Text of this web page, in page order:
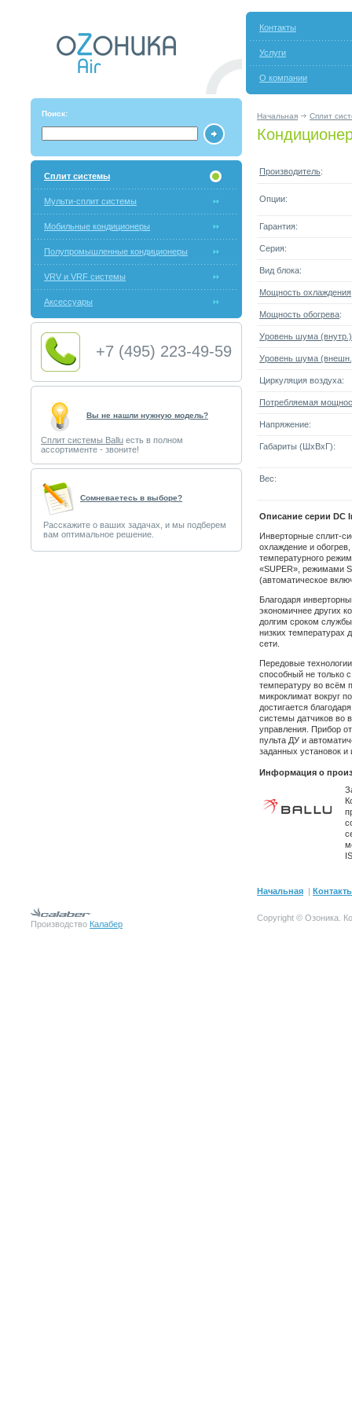
Контакты
Услуги
О компании
Поиск: Начальная Сплит
Сплит системы
Мульти-сплит системы
Мобильные кондиционеры
Полупромышленные кондиционеры
VRV и VRF системы
Аксессуары
+7 (495) 223-49-59
Вы не нашли нужную модель?
Сплит системы Ballu есть в полном
ассортименте - звоните!
Cомневаетесь в выборе?
Расскажите о ваших задачах, и мы подберем
вам оптимальное решение.
Производитель:
Опции:
Гарантия:
Серия:
Вид блока:
Мощность охлаждения
Мощность обогрева:
Уровень шума (внутр.)
Уровень шума
Циркуляция воздуха:
Потребляемая
Напряжение:
Габариты (ШxВxГ):
Вес:
Описание серии DC
Инверторные сплит-
охлаждение и
температурного
«SUPER», режимами
(автоматическое
Благодаря
экономичнее других
долгим сроком
низких температурах
сети.
Передовые
способный не только
температуру во всём
микроклимат вокруг
достигается
системы датчиков во
управления. Прибор
пульта ДУ и
заданных установок
Информация о
Начальная |
Производство Калабер
Copyright © Озоника.